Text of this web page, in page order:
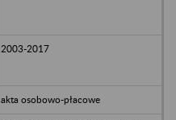
2003-2017
akta osobowo-płacowe